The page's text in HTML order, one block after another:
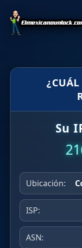
Su
Ubicación:
ISP:
ASN: